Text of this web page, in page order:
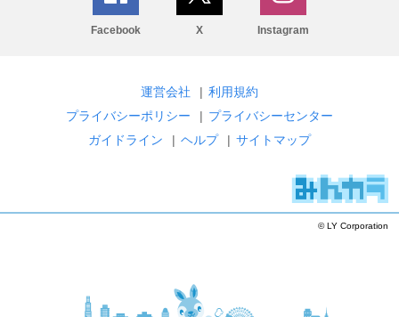
Facebook X Instagram
運営会社 | 利用規約
プライバシーポリシー
| プライバシーセンター
ガイドライン
| ヘルプ | サイトマップ
© LY Corporation